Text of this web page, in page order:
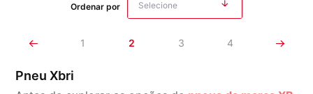
Ordenar por
1 2 3 4
Pneu Xbri